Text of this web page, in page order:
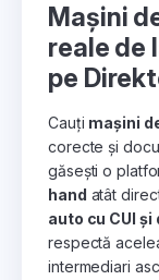
Mașini
reale de
pe
Cauți mașini
corecte și
găsești o
hand atât
auto cu CUI
respectă
intermediari